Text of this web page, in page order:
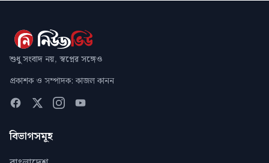
শুধু সংবাদ নয়, স্বপ্নের সঙ্গেও
প্রকাশক ও সম্পাদক: কাজল কানন
বিভাগসমূহ